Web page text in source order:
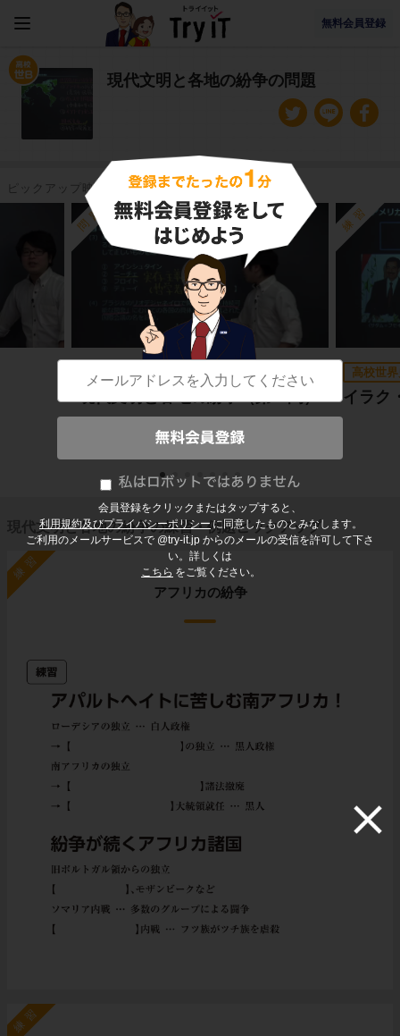
無料会員登録
会員登録をクリックまたはタップすると、
利用規約及びプライバシーポリシー に同意したものとみなします。
ご利用のメールサービスで @try-it.jp からのメールの受信を許可して下さ
い。詳しくは
こちら をご覧ください。
現代文明と各地の紛争の問題
ピックアップ映像授業
問題
現代文明と各地の紛争（第２問）
高校世界史B
練習
イラク
高校世
現代文明と各地の紛争の練習・例題ピックアップ
練習
アフリカの紛争
練習